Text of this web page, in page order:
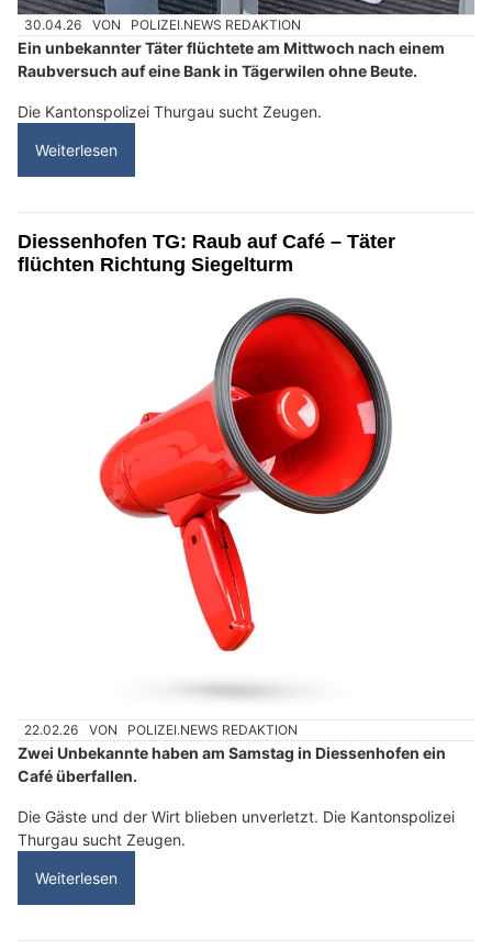
30.04.26 VON POLIZEI.NEWS REDAKTION
Ein unbekannter Täter flüchtete am Mittwoch nach einem
Raubversuch auf eine Bank in Tägerwilen ohne Beute.
Die Kantonspolizei Thurgau sucht Zeugen.
Weiterlesen
Diessenhofen TG: Raub auf Café – Täter
flüchten Richtung Siegelturm
22.02.26 VON POLIZEI.NEWS REDAKTION
Zwei Unbekannte haben am Samstag in Diessenhofen ein
Café überfallen.
Die Gäste und der Wirt blieben unverletzt. Die Kantonspolizei
Thurgau sucht Zeugen.
Weiterlesen